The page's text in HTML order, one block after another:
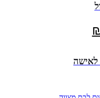
הוא:
לאישה